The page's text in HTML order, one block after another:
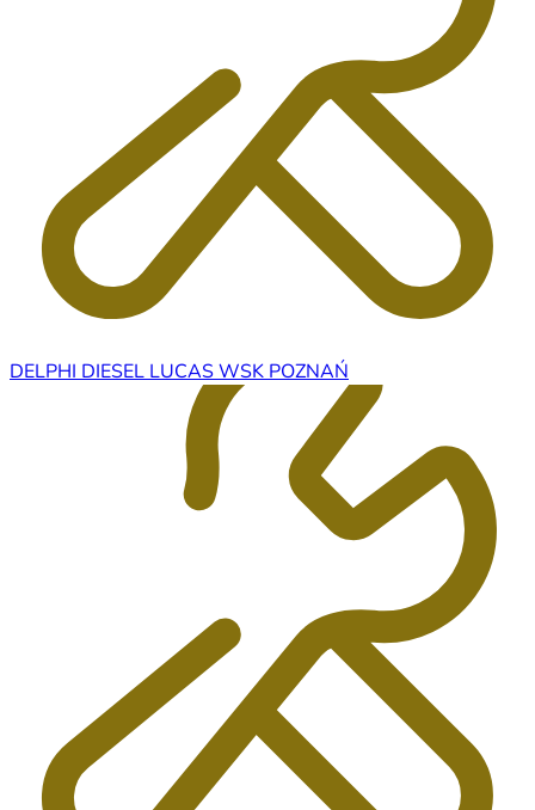
DELPHI DIESEL LUCAS WSK POZNAŃ